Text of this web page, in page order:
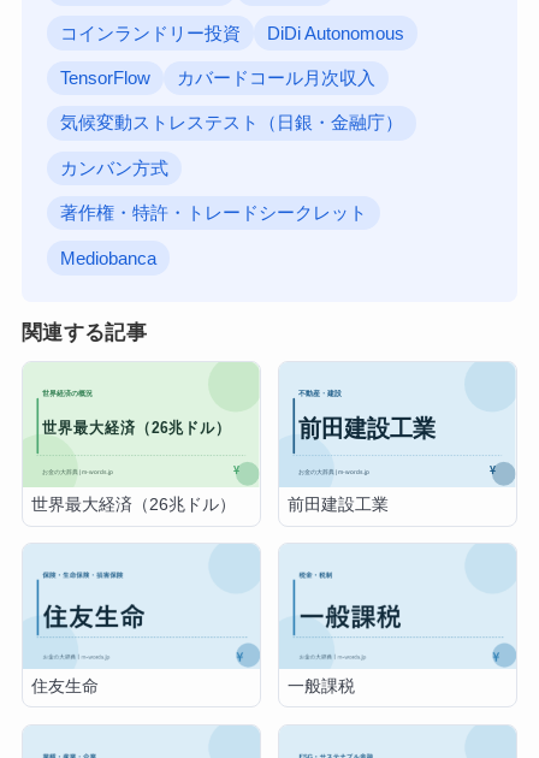
コインランドリー投資 DiDi Autonomous
TensorFlow カバードコール月次収入
気候変動ストレステスト（日銀・金融庁）
カンバン方式
著作権・特許・トレードシークレット
Mediobanca
関連する記事
世界最大経済（26兆ドル） 前田建設工業
住友生命 一般課税